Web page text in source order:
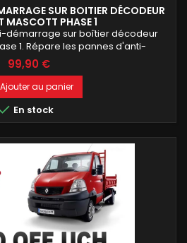
SUR BOITIER DÉCODEUR
MASCOTT PHASE 1
démarrage sur boîtier décodeur
1. Répare les pannes d'anti-
un boîtier décodeur défectueux ou
réalisée sur votre boîtier d'origine,
fonctions du véhicule. Service
et garanti avec retour sous 24
ouvrées.
99,90 €
Ajouter au panier
 En stock